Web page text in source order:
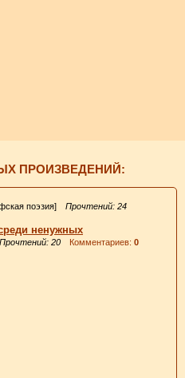
ПРОИЗВЕДЕНИЙ:
поэзия] Прочтений: 24
ненужных
Прочтений: 20 Комментариев: 0